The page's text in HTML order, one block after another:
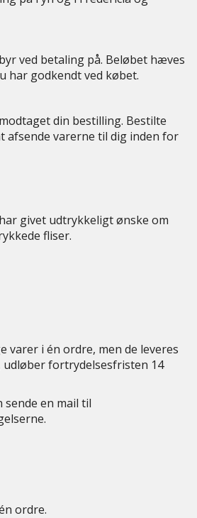
ved betaling på. Beløbet hæves
har godkendt ved købet.
din bestilling. Bestilte
afsende varerne til dig inden for
givet udtrykkeligt ønske om
fliser.
varer i én ordre, men de leveres
udløber fortrydelsesfristen 14
en mail til
ordre.